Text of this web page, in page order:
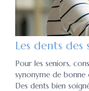
Les dents des
Pour les seniors,
synonyme de bonne
Des dents bien